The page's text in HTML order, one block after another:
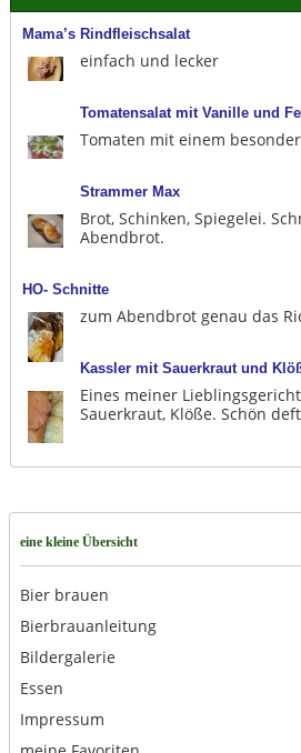
Mama’s Rindfleischsalat
einfach und lecker
Tomatensalat mit Vanille und
Tomaten mit einem
Strammer Max
Brot, Schinken, Spiegelei.
Abendbrot.
HO- Schnitte
zum Abendbrot genau das
Kassler mit Sauerkraut und
Eines meiner
Sauerkraut, Klöße. Schön
eine kleine Übersicht
Bier brauen
Bierbrauanleitung
Bildergalerie
Essen
Impressum